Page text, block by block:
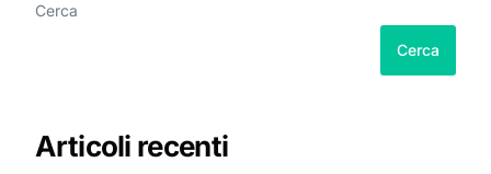
Cerca
Cerca
Articoli recenti